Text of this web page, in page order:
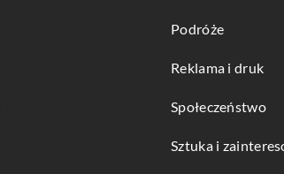
Podróże
Reklama i druk
Społeczeństwo
Sztuka i